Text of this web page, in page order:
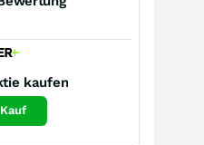
kaufen
Kauf